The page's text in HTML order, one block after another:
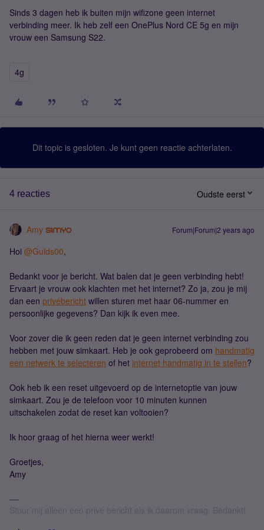
Sinds 3 dagen heb ik buiten mijn wifizone geen internet
verbinding meer. Ik heb zelf een OnePlus Nord CE 5g en mijn
vrouw een Samsung S22.
4g
Dit topic is gesloten. Je kunt geen reactie achterlaten.
4 reacties Oudste eerst
Amy Forum|Forum|2 years ago
Hoi @Gulds00,
Bedankt voor je bericht. Wat balen dat je geen verbinding hebt!
Ervaart je vrouw ook klachten met het internet? Zo ja, zou je mij
dan een privébericht willen sturen met haar 06-nummer en
persoonlijke gegevens? Dan kijk ik even mee.
Voor zover die ik geen reden dat je geen internet verbinding zou
hebben met jouw simkaart. Heb je ook geprobeerd om handmatig
een netwerk te selecteren of het internet handmatig in te stellen?
Ook heb ik een reset uitgevoerd op de internetoptie van jouw
simkaart. Zou je de telefoon voor 10 minuten kunnen
uitschakelen zodat de reset kan voltooien?
Ik hoor graag of het hierna weer werkt!
Groetjes,
Amy
Stuur mij alleen een privé bericht als ik daarom vraag. Bedankt!